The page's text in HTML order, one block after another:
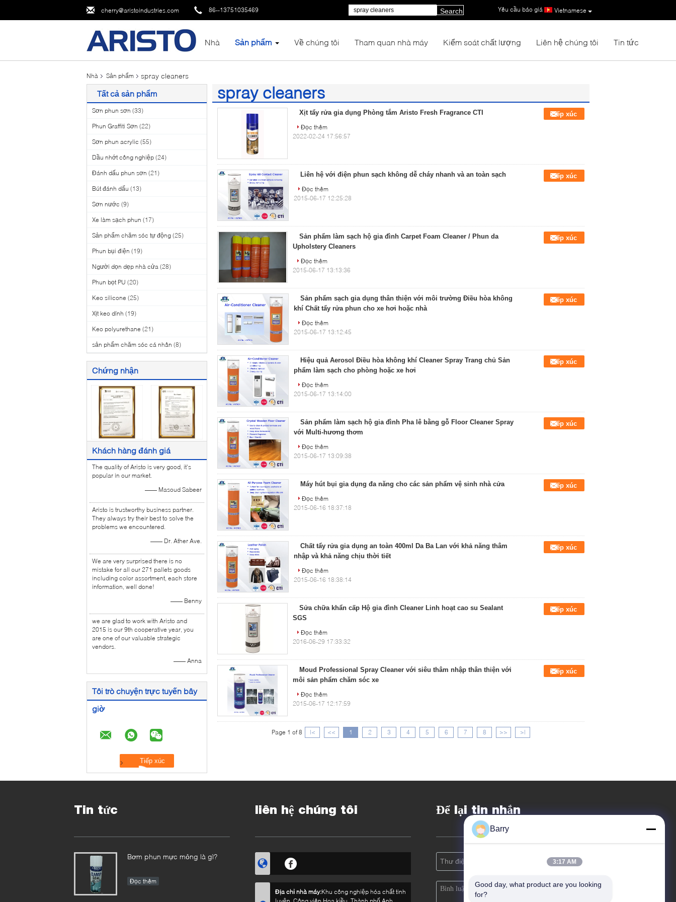
cherry@aristoindustries.com 86--13751035469 Vietnamese
Yêu cầu báo giá |
Search
Nhà Sản phẩm Về chúng tôi Tham quan nhà máy Kiểm soát chất lượng Liên hệ chúng tôi Tin tức
Nhà Sản phẩm spray cleaners
Tất cả sản phẩm
Sơn phun sơn (33)
Phun Graffiti Sơn (22)
Sơn phun acrylic (55)
Dầu nhớt công nghiệp (24)
Đánh dấu phun sơn (21)
Bút đánh dấu (13)
Sơn nước (9)
Xe làm sạch phun (17)
Sản phẩm chăm sóc tự động (25)
Phun bụi điện (19)
Người dọn dẹp nhà cửa (28)
Phun bọt PU (20)
Keo silicone (25)
Xịt keo dính (19)
Keo polyurethane (21)
sản phẩm chăm sóc cá nhân (8)
Chứng nhận
Khách hàng đánh giá
The quality of Aristo is very good, it's
popular in our market.
—— Masoud Sabeer
Aristo is trustworthy business partner.
They always try their best to solve the
problems we encountered.
—— Dr. Ather Ave.
We are very surprised there is no
mistake for all our 271 pallets goods
including color assortment, each store
information, well done!
—— Benny
we are glad to work with Aristo and
2015 is our 9th cooperative year, you
are one of our valuable strategic
vendors.
—— Anna
Tôi trò chuyện trực tuyến bây
giờ
spray cleaners
(76) Xịt tẩy rửa gia dụng Phòng tắm Aristo Fresh Fragrance CTI
Tiếp xúc
Đọc thêm
2022-02-24 17:56:57
Liên hệ với điện phun sạch không dễ cháy nhanh và an toàn sạch
Tiếp xúc
Đọc thêm
2015-06-17 12:25:28
Sản phẩm làm sạch hộ gia đình Carpet Foam Cleaner / Phun da
Upholstery Cleaners
Tiếp xúc
Đọc thêm
2015-06-17 13:13:36
Sản phẩm sạch gia dụng thân thiện với môi trường Điều hòa không
khí Chất tẩy rửa phun cho xe hơi hoặc nhà
Tiếp xúc
Đọc thêm
2015-06-17 13:12:45
Hiệu quả Aerosol Điều hòa không khí Cleaner Spray Trang chủ Sản
phẩm làm sạch cho phòng hoặc xe hơi
Tiếp xúc
Đọc thêm
2015-06-17 13:14:00
Sản phẩm làm sạch hộ gia đình Pha lê bằng gỗ Floor Cleaner Spray
với Multi-hương thơm
Tiếp xúc
Đọc thêm
2015-06-17 13:09:38
Máy hút bụi gia dụng đa năng cho các sản phẩm vệ sinh nhà cửa
Tiếp xúc
Đọc thêm
2015-06-16 18:37:18
Chất tẩy rửa gia dụng an toàn 400ml Da Ba Lan với khả năng thâm
nhập và khả năng chịu thời tiết
Tiếp xúc
Đọc thêm
2015-06-16 18:38:14
Sửa chữa khẩn cấp Hộ gia đình Cleaner Linh hoạt cao su Sealant
SGS
Tiếp xúc
Đọc thêm
2016-06-29 17:33:32
Moud Professional Spray Cleaner với siêu thâm nhập thân thiện với
môi sản phẩm chăm sóc xe
Tiếp xúc
Đọc thêm
2015-06-17 12:17:59
Page 1 of 8 |< << 1 2 3 4 5 6 7 8 >> >|
Tin tức
Bơm phun mực mỏng là gì?
Đọc thêm
liên hệ chúng tôi
Địa chỉ nhà máy:Khu công nghiệp hóa chất tinh
Để lại tin nhắn
Barry
3:17 AM
Good day, what product are you looking
for?